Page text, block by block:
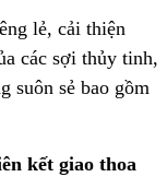
lẻ, cải thiện
các sợi thủy tinh,
suôn sẻ bao gồm
kết giao thoa